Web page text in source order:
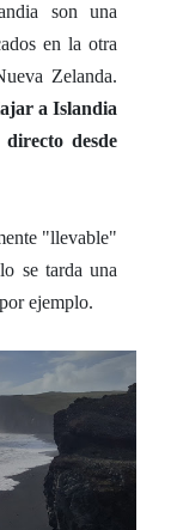
son una
en la otra
Zelanda.
aIslandia
desde
"llevable"
se tarda una
ejemplo.